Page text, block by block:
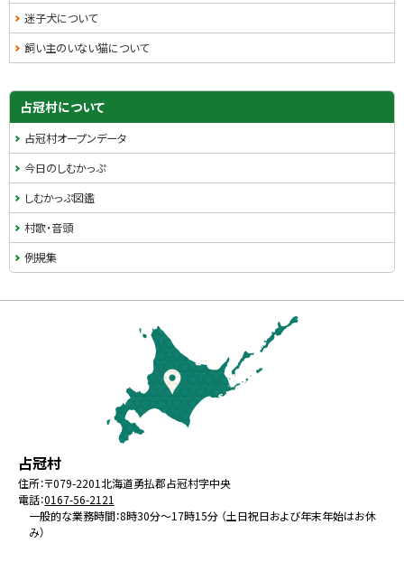
迷子犬について
飼い主のいない猫について
占冠村について
占冠村オープンデータ
今日のしむかっぷ
しむかっぷ図鑑
村歌・音頭
例規集
北
海
道
占冠村役
場
住所：〒079-2201北海道勇払郡占冠村字中央
電話：0167-56-2121
一般的な業務時間：8時30分～17時15分 （土日祝日および年末年始はお休
み）